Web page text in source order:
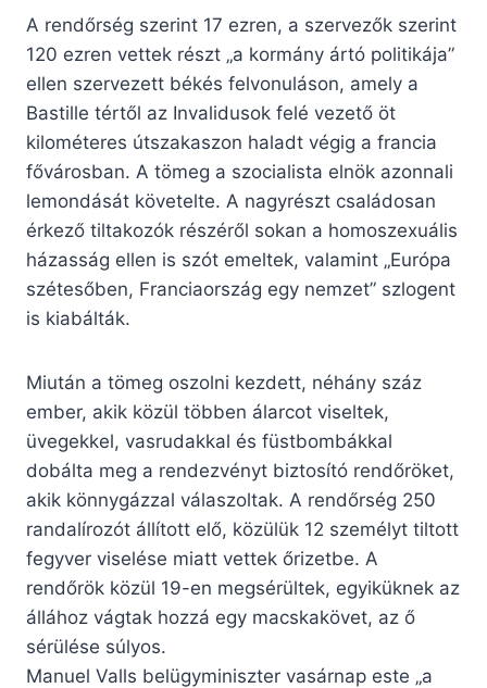
A rendőrség szerint 17 ezren, a szervezők szerint
120 ezren vettek részt „a kormány ártó politikája”
ellen szervezett békés felvonuláson, amely a
Bastille tértől az Invalidusok felé vezető öt
kilométeres útszakaszon haladt végig a francia
fővárosban. A tömeg a szocialista elnök azonnali
lemondását követelte. A nagyrészt családosan
érkező tiltakozók részéről sokan a homoszexuális
házasság ellen is szót emeltek, valamint „Európa
szétesőben, Franciaország egy nemzet” szlogent
is kiabálták.
Miután a tömeg oszolni kezdett, néhány száz
ember, akik közül többen álarcot viseltek,
üvegekkel, vasrudakkal és füstbombákkal
dobálta meg a rendezvényt biztosító rendőröket,
akik könnygázzal válaszoltak. A rendőrség 250
randalírozót állított elő, közülük 12 személyt tiltott
fegyver viselése miatt vettek őrizetbe. A
rendőrök közül 19-en megsérültek, egyiküknek az
állához vágtak hozzá egy macskakövet, az ő
sérülése súlyos.
Manuel Valls belügyminiszter vasárnap este „a